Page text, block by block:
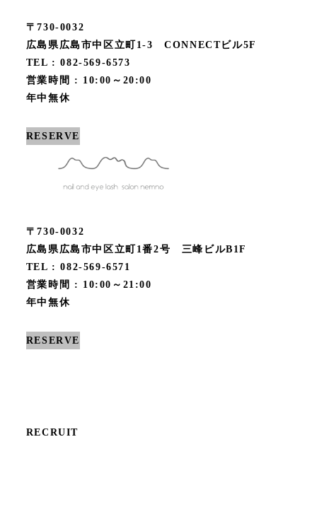
〒730-0032
広島県広島市中区立町1-3 CONNECTビル5F
TEL : 082-569-6573
営業時間 : 10:00～20:00
年中無休
RESERVE
〒730-0032
広島県広島市中区立町1番2号 三峰ビルB1F
TEL : 082-569-6571
営業時間 : 10:00～21:00
年中無休
RESERVE
RECRUIT